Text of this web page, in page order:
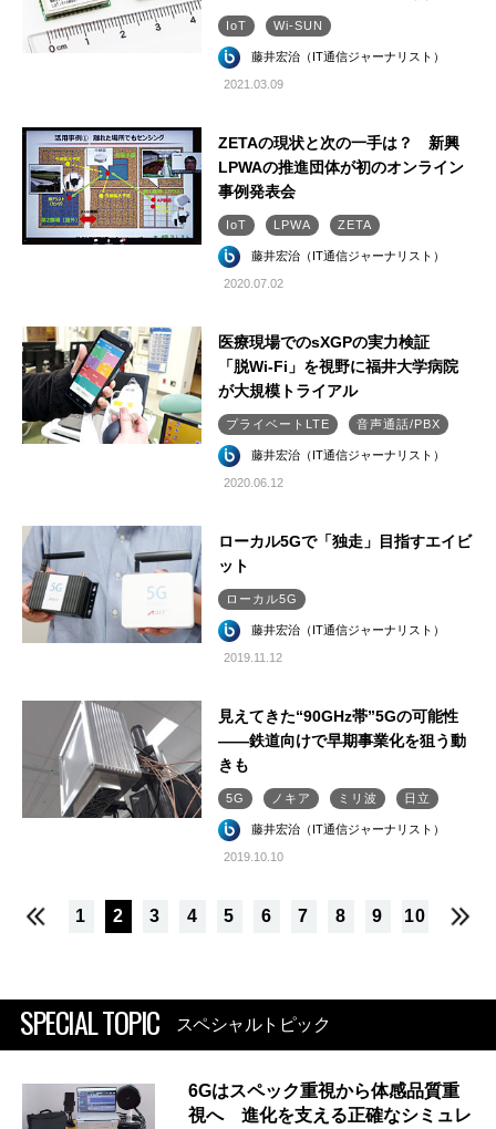
IoT Wi-SUN
藤井宏治（IT通信ジャーナリスト）
2021.03.09
ZETAの現状と次の一手は？ 新興
LPWAの推進団体が初のオンライン
事例発表会
IoT LPWA ZETA
藤井宏治（IT通信ジャーナリスト）
2020.07.02
医療現場でのsXGPの実力検証
「脱Wi-Fi」を視野に福井大学病院
が大規模トライアル
プライベートLTE 音声通話/PBX
藤井宏治（IT通信ジャーナリスト）
2020.06.12
ローカル5Gで「独走」目指すエイビ
ット
ローカル5G
藤井宏治（IT通信ジャーナリスト）
2019.11.12
見えてきた“90GHz帯”5Gの可能性
――鉄道向けで早期事業化を狙う動
きも
5G ノキア ミリ波 日立
藤井宏治（IT通信ジャーナリスト）
2019.10.10
1 2 3 4 5 6 7 8 9 10
SPECIAL TOPIC スペシャルトピック
6Gはスペック重視から体感品質重
視へ 進化を支える正確なシミュレ